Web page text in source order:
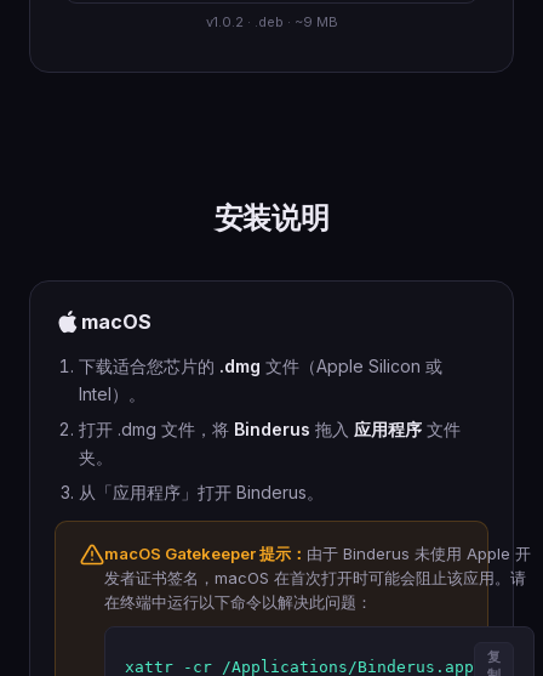
v1.0.2 · .deb · ~9 MB
安装说明
macOS
下载适合您芯片的 .dmg 文件（Apple Silicon 或
Intel）。
打开 .dmg 文件，将 Binderus 拖入 应用程序 文件
夹。
从「应用程序」打开 Binderus。
macOS Gatekeeper 提示： 由于 Binderus 未使用 Apple 开
发者证书签名，macOS 在首次打开时可能会阻止该应用。请
在终端中运行以下命令以解决此问题：
xattr -cr /Applications/Binderus.app
复